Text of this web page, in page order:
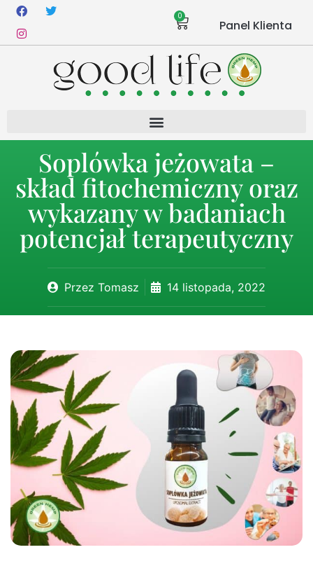
0
Panel Klienta
Soplówka jeżowata –
skład fitochemiczny oraz
wykazany w badaniach
potencjał terapeutyczny
Przez Tomasz 14 listopada, 2022